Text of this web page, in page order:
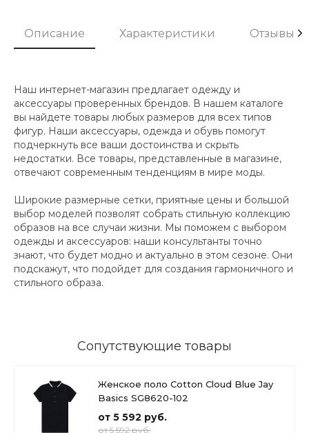
Описание Характеристики Отзывы
Наш интернет-магазин предлагает одежду и
аксессуары проверенных брендов. В нашем каталоге
вы найдете товары любых размеров для всех типов
фигур. Наши аксессуары, одежда и обувь помогут
подчеркнуть все ваши достоинства и скрыть
недостатки. Все товары, представленные в магазине,
отвечают современным тенденциям в мире моды.
Широкие размерные сетки, приятные цены и большой
выбор моделей позволят собрать стильную коллекцию
образов на все случаи жизни. Мы поможем с выбором
одежды и аксессуаров: наши консультанты точно
знают, что будет модно и актуально в этом сезоне. Они
подскажут, что подойдет для создания гармоничного и
стильного образа.
Сопутствующие товары
Женское поло Cotton Cloud Blue Jay
Basics SG8620-102
от 5 592 руб.
от 5 592 руб.